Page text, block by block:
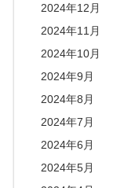
2024年12月
2024年11月
2024年10月
2024年9月
2024年8月
2024年7月
2024年6月
2024年5月